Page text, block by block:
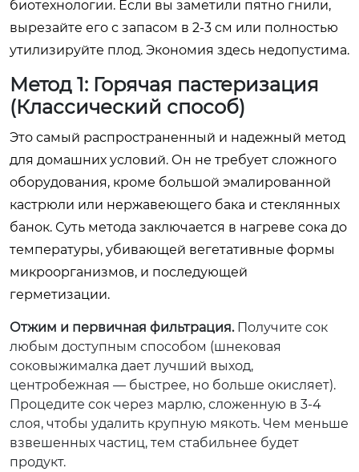
биотехнологии. Если вы заметили пятно гнили,
вырезайте его с запасом в 2-3 см или полностью
утилизируйте плод. Экономия здесь недопустима.
Метод 1: Горячая пастеризация
(Классический способ)
Это самый распространенный и надежный метод
для домашних условий. Он не требует сложного
оборудования, кроме большой эмалированной
кастрюли или нержавеющего бака и стеклянных
банок. Суть метода заключается в нагреве сока до
температуры, убивающей вегетативные формы
микроорганизмов, и последующей
герметизации.
Отжим и первичная фильтрация.Получите сок
любым доступным способом (шнековая
соковыжималка дает лучший выход,
центробежная — быстрее, но больше окисляет).
Процедите сок через марлю, сложенную в 3-4
слоя, чтобы удалить крупную мякоть. Чем меньше
взвешенных частиц, тем стабильнее будет
продукт.